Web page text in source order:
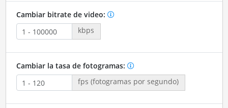
Cambiar bitrate de video:
kbps
Cambiar la tasa de fotogramas:
fps (fotogramas por segundo)